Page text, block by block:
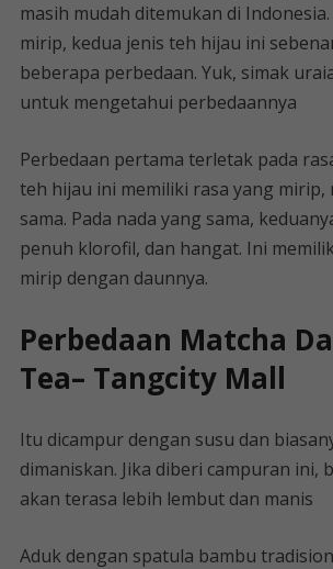
masih mudah ditemukan di
mirip, kedua jenis teh hijau ini
beberapa perbedaan. Yuk, simak
untuk mengetahui perbedaannya
Perbedaan pertama terletak pada
teh hijau ini memiliki rasa yang mirip,
sama. Pada nada yang sama,
penuh klorofil, dan hangat. Ini
mirip dengan daunnya.
Perbedaan Matcha
Tea– Tangcity Mall
Itu dicampur dengan susu dan
dimaniskan. Jika diberi campuran ini,
akan terasa lebih lembut dan manis
Aduk dengan spatula bambu